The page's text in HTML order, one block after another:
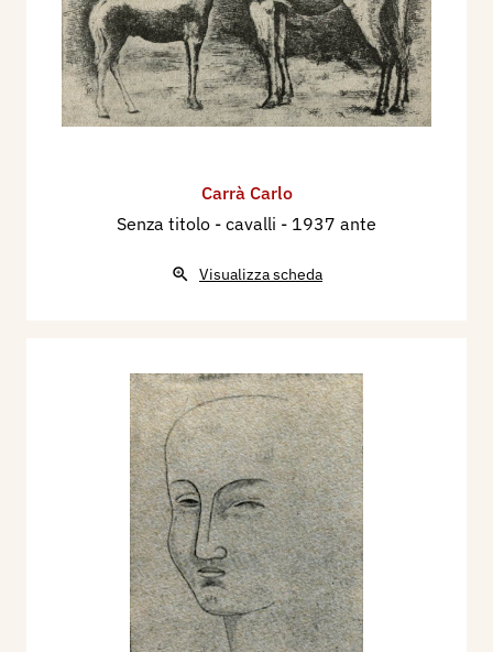
Carrà Carlo
Senza titolo - cavalli - 1937 ante
Visualizza scheda